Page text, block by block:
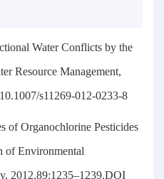
Water Conflicts by the
Resource Management,
s11269-012-0233-8
of Organochlorine Pesticides
of Environmental
2012,89:1235–1239.DOI